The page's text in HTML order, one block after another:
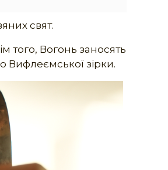
свят.
того, Вогонь заносять
Вифлеємської зірки.